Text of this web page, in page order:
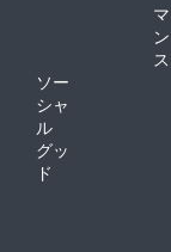
マ
ン
ス
ソー
シャ
ル
グッ
ド